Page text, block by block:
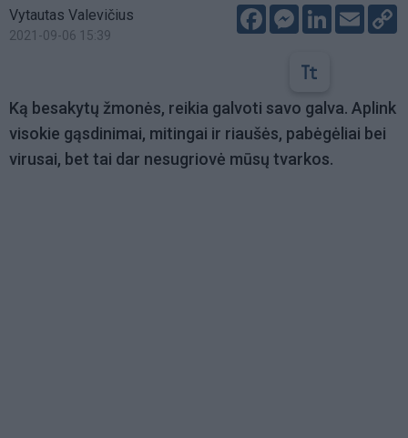
Vytautas Valevičius
2021-09-06 15:39
FacebookMessenger
LinkedIn
Email
Ką besakytų žmonės, reikia galvoti savo galva. Aplink
visokie gąsdinimai, mitingai ir riaušės, pabėgėliai bei
virusai, bet tai dar nesugriovė mūsų tvarkos.